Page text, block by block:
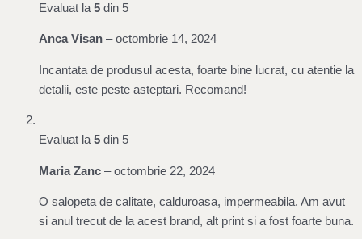
Evaluat la 5 din 5
Anca Visan – octombrie 14, 2024
Incantata de produsul acesta, foarte bine lucrat, cu atentie la
detalii, este peste asteptari. Recomand!
Evaluat la5 din 5
Maria Zanc – octombrie 22, 2024
O salopeta de calitate, calduroasa, impermeabila. Am avut
si anul trecut de la acest brand, alt print si a fost foarte buna.